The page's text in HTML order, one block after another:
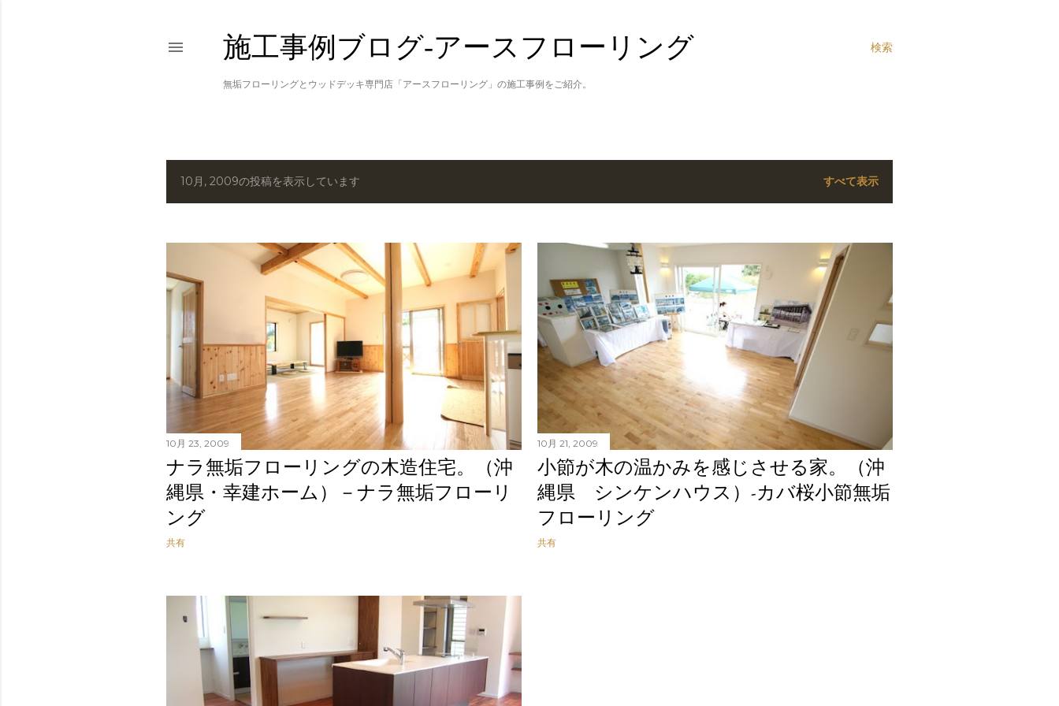
検索
施工事例ブログ‐アースフローリング
無垢フローリングとウッドデッキ専門店「アースフローリング」の施工事例をご紹介。
投10月, 2009の投稿を表示しています すべて表示
10月 23, 2009
ナラ無垢フローリングの木造住宅。（沖
縄県・幸建ホーム）－ナラ無垢フローリ
ング
共有
10月 21, 2009
小節が木の温かみを感じさせる家。（沖
縄県 シンケンハウス）-カバ桜小節無垢
フローリング
共有